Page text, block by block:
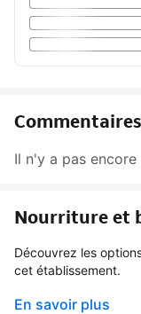
Commentaires
Il n'y a pas
Nourriture et
Découvrez les
cet établissement.
En savoir plus